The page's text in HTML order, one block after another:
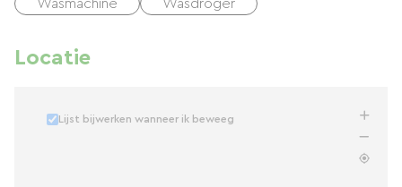
Wasmachine
Wasdroger
Locatie
Lijst bijwerken wanneer ik beweeg